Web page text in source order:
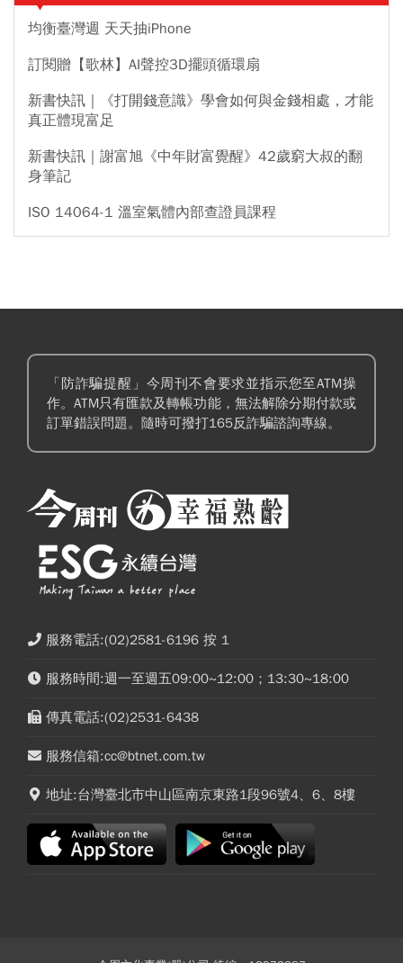
均衡臺灣週 天天抽iPhone
訂閱贈【歌林】AI聲控3D擺頭循環扇
新書快訊｜《打開錢意識》學會如何與金錢相處，才能
真正體現富足
新書快訊｜謝富旭《中年財富覺醒》42歲窮大叔的翻
身筆記
ISO 14064-1 溫室氣體內部查證員課程
「防詐騙提醒」今周刊不會要求並指示您至ATM操
作。ATM只有匯款及轉帳功能，無法解除分期付款或
訂單錯誤問題。隨時可撥打165反詐騙諮詢專線。
服務電話:(02)2581-6196 按 1
服務時間:週一至週五09:00~12:00；13:30~18:00
傳真電話:(02)2531-6438
服務信箱:cc@btnet.com.tw
地址:台灣臺北市中山區南京東路1段96號4、6、8樓